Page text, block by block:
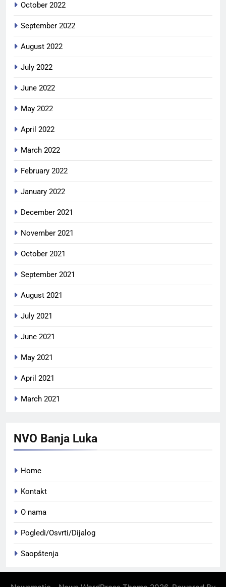
October 2022
September 2022
August 2022
July 2022
June 2022
May 2022
April 2022
March 2022
February 2022
January 2022
December 2021
November 2021
October 2021
September 2021
August 2021
July 2021
June 2021
May 2021
April 2021
March 2021
NVO Banja Luka
Home
Kontakt
O nama
Pogledi/Osvrti/Dijalog
Saopštenja